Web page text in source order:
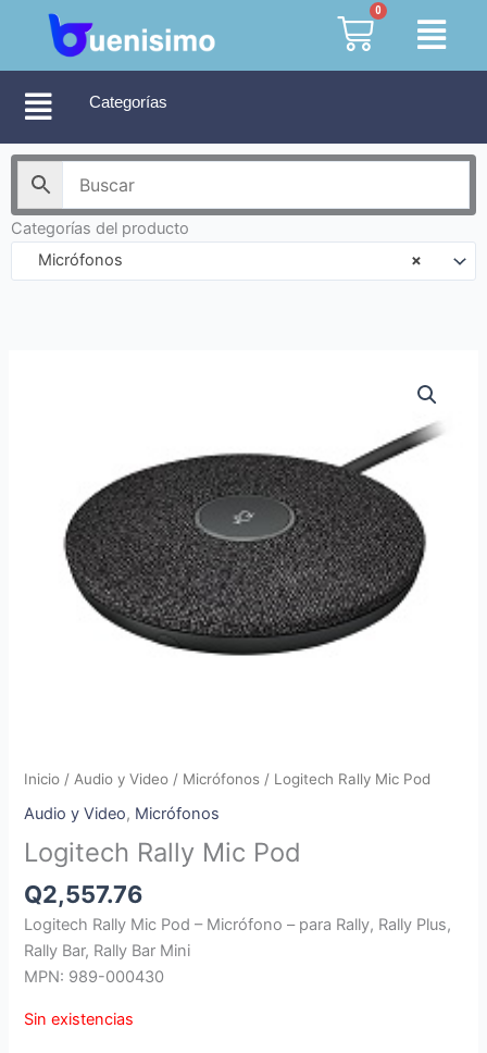
contenido
0
Cart
Categorías
Categorías del producto
×
Micrófonos
Inicio / Audio y Video / Micrófonos / Logitech Rally Mic Pod
Audio y Video, Micrófonos
Logitech Rally Mic Pod
Q2,557.76
Logitech Rally Mic Pod – Micrófono – para Rally, Rally Plus,
Rally Bar, Rally Bar Mini
MPN: 989-000430
Sin existencias